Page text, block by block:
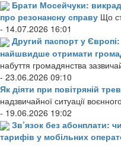
Брати Мосейчуки:
про резонансну справу Що
- 14.07.2026 16:01
Другий паспорт у
найшвидше отримати
набуття громадянства
- 23.06.2026 09:10
Як діяти при повітряній
надзвичайної ситуації
- 19.06.2026 19:02
Зв’язок без абонплати:
тарифів у мобільних